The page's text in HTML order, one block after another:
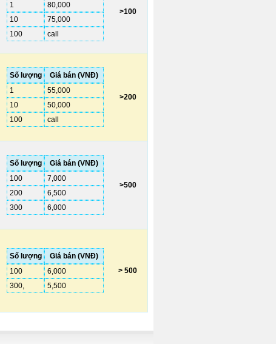
1
80,000
10
75,000
100
call
>100
Số lượng
Giá bán (VNĐ)
1
55,000
10
50,000
100
call
>200
Số lượng
Giá bán (VNĐ)
100
7,000
200
6,500
300
6,000
>500
Số lượng
Giá bán (VNĐ)
100
6,000
300,
5,500
> 500